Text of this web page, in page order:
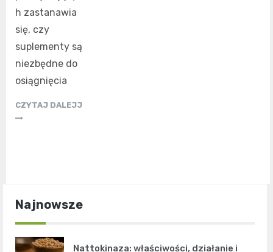
h zastanawia
się, czy
suplementy są
niezbędne do
osiągnięcia
CZYTAJ DALEJJ
Najnowsze
Nattokinaza: właściwości, działanie i